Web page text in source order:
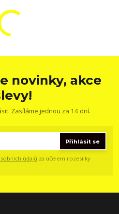
novinky, akce
Zasíláme jednou za 14 dní.
Přihlásit se
údajů za účelem rozesílky